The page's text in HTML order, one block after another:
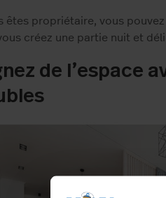
êtes propriétaire, vous
créez une partie nuit et
de l’espace